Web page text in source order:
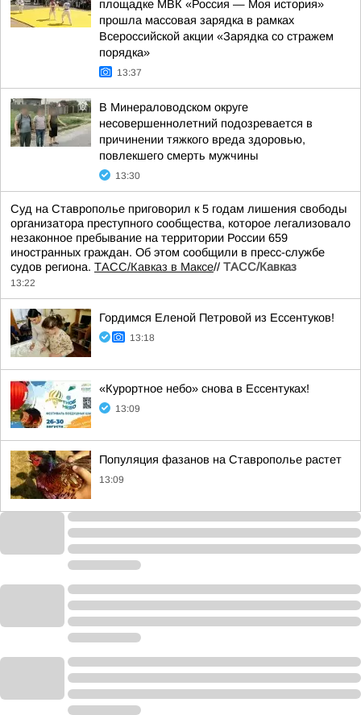
площадке МВК «Россия — Моя история»
прошла массовая зарядка в рамках
Всероссийской акции «Зарядка со стражем
порядка»
13:37
В Минераловодском округе
несовершеннолетний подозревается в
причинении тяжкого вреда здоровью,
повлекшего смерть мужчины
13:30
Суд на Ставрополье приговорил к 5 годам лишения свободы
организатора преступного сообщества, которое легализовало
незаконное пребывание на территории России 659
иностранных граждан. Об этом сообщили в пресс-службе
судов региона. ТАСС/Кавказ в Максе// ТАСС/Кавказ
13:22
Гордимся Еленой Петровой из Ессентуков!
13:18
«Курортное небо» снова в Ессентуках!
13:09
Популяция фазанов на Ставрополье растет
13:09